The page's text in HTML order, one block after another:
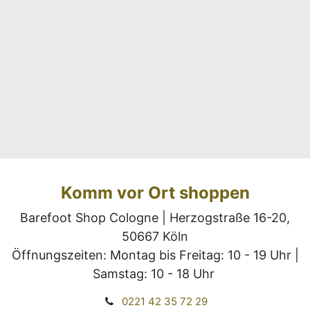
Komm vor Ort shoppen
Barefoot Shop Cologne | Herzogstraße 16-20,
50667 Köln
Öffnungszeiten: ​Montag bis Freitag: 10 - 19 Uhr |
Samstag: 10 - 18 Uhr
0221 42 35 72 29